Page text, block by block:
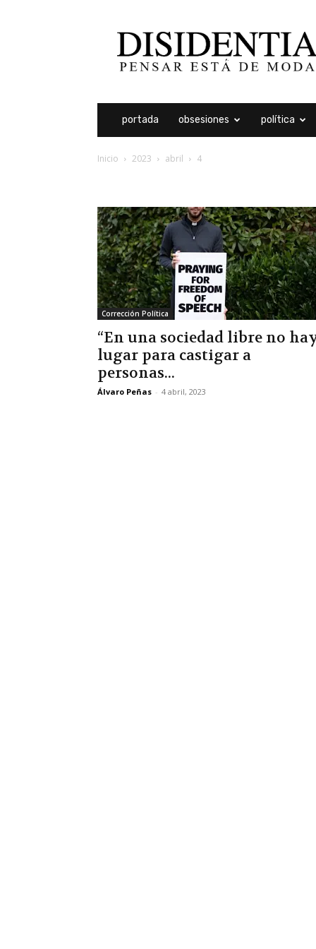
portada obsesiones política
Inicio 2023 abril 4
Corrección Política
“En una sociedad libre no
lugar para castigar a
personas...
Álvaro Peñas - 4 abril, 2023